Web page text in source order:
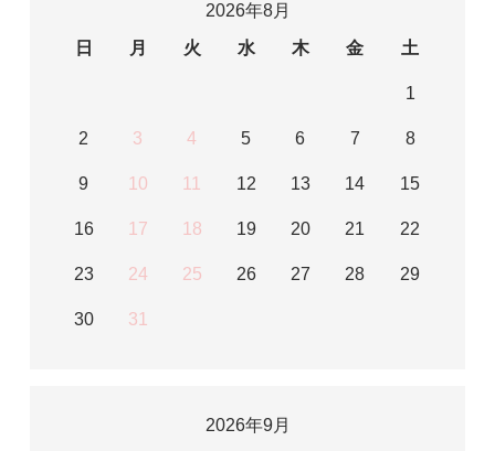
2026年8月
日
月 火 水 木 金 土
1
2 3 4 5 6 7 8
9 10 11 12 13 14 15
16 17 18 19 20 21 22
23 24 25 26 27 28 29
30 31
2026年9月